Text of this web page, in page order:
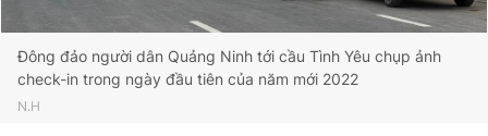
Đông đảo người dân Quảng Ninh tới cầu Tình Yêu chụp ảnh
check-in trong ngày đầu tiên của năm mới 2022
N.H